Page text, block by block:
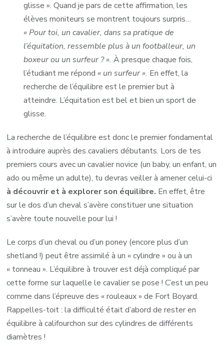
glisse ». Quand je pars de cette affirmation, les
élèves moniteurs se montrent toujours surpris…
« Pour toi, un cavalier, dans sa pratique de
l’équitation, ressemble plus à un footballeur, un
boxeur ou un surfeur ? ».À presque chaque fois,
l’étudiant me répond « un surfeur ». En effet, la
recherche de l’équilibre est le premier but à
atteindre. L’équitation est bel et bien un sport de
glisse.
La recherche de l’équilibre est donc le premier fondamental
à introduire auprès des cavaliers débutants. Lors de tes
premiers cours avec un cavalier novice (un baby, un enfant, un
ado ou même un adulte), tu devras veiller à amener celui-ci
à découvrir et à explorer son équilibre. En effet, être
sur le dos d’un cheval s’avère constituer une situation
s’avère toute nouvelle pour lui !
Le corps d’un cheval ou d’un poney (encore plus d’un
shetland !) peut être assimilé à un « cylindre » ou à un
« tonneau ». L’équilibre à trouver est déjà compliqué par
cette forme sur laquelle le cavalier se pose ! C’est un peu
comme dans l’épreuve des « rouleaux » de Fort Boyard.
Rappelles-toit : la difficulté était d’abord de rester en
équilibre à califourchon sur des cylindres de différents
diamètres !